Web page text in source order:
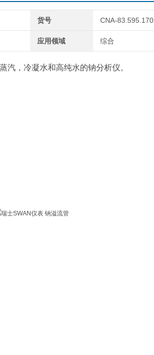
货号 CNA-83.595.170
应用领域 综合
汽，冷凝水和高纯水的钠分析仪。